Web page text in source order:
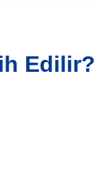
Edilir?